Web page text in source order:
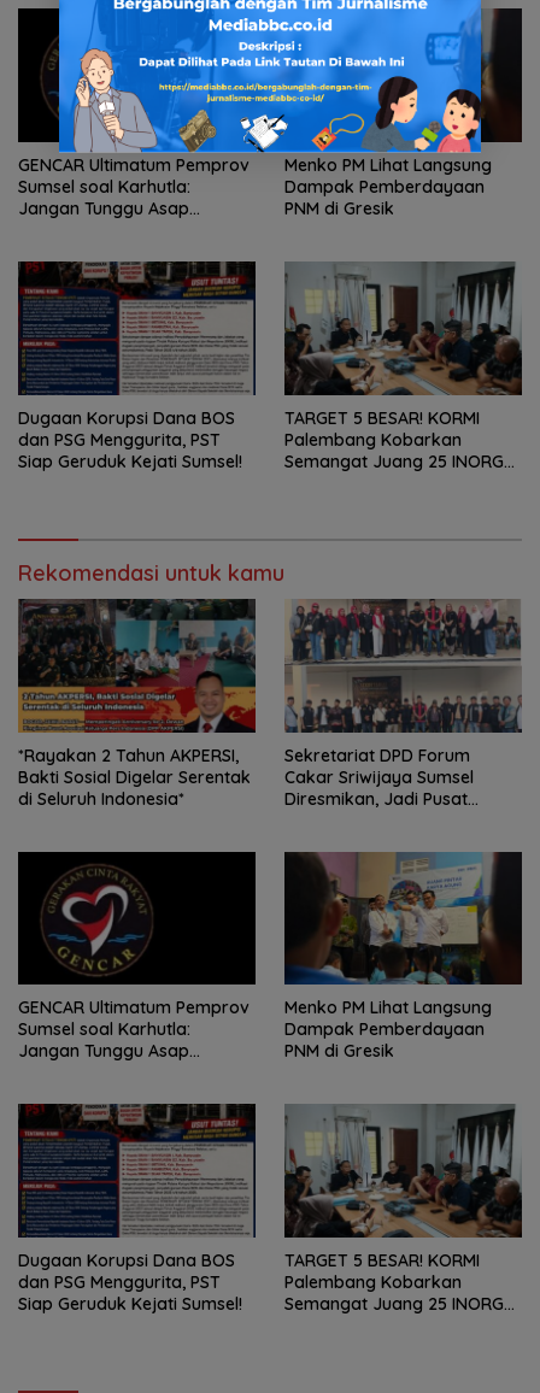
GENCAR Ultimatum Pemprov
Sumsel soal Karhutla:
Jangan Tunggu Asap
Menko PM Lihat Langsung
Dampak Pemberdayaan
PNM di Gresik
Dugaan Korupsi Dana BOS
dan PSG Menggurita, PST
Siap Geruduk Kejati Sumsel!
TARGET 5 BESAR! KORMI
Palembang Kobarkan
Semangat Juang 25 INORGA
Rekomendasi untuk kamu
*Rayakan 2 Tahun AKPERSI,
Bakti Sosial Digelar Serentak
di Seluruh Indonesia*
Sekretariat DPD Forum
Cakar Sriwijaya Sumsel
Diresmikan, Jadi Pusat
GENCAR Ultimatum Pemprov
Sumsel soal Karhutla:
Jangan Tunggu Asap
Menko PM Lihat Langsung
Dampak Pemberdayaan
PNM di Gresik
Dugaan Korupsi Dana BOS
dan PSG Menggurita, PST
Siap Geruduk Kejati Sumsel!
TARGET 5 BESAR! KORMI
Palembang Kobarkan
Semangat Juang 25 INORGA